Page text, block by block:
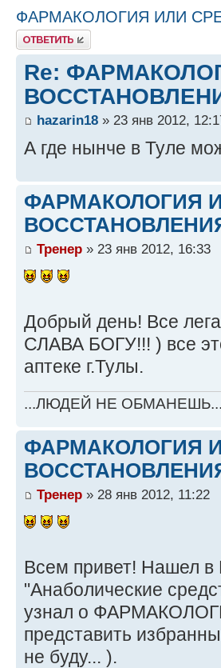
ФАРМАКОЛОГИЯ ИЛИ
Ответить
Re:
hazarin18 » 23 янв 2012,
А где нынче в Туле
ФАРМАКОЛОГИЯ
Тренер » 23 янв 2012, 16:33
Добрый день! Все
СЛАВА БОГУ!!! ) все
аптеке г.Тулы.
...ЛЮДЕЙ НЕ ОБМАНЕШЬ...
ФАРМАКОЛОГИЯ
Тренер » 28 янв 2012, 11:22
Всем привет! Нашел в
"Анаболические
узнал о
представить
не буду... ).